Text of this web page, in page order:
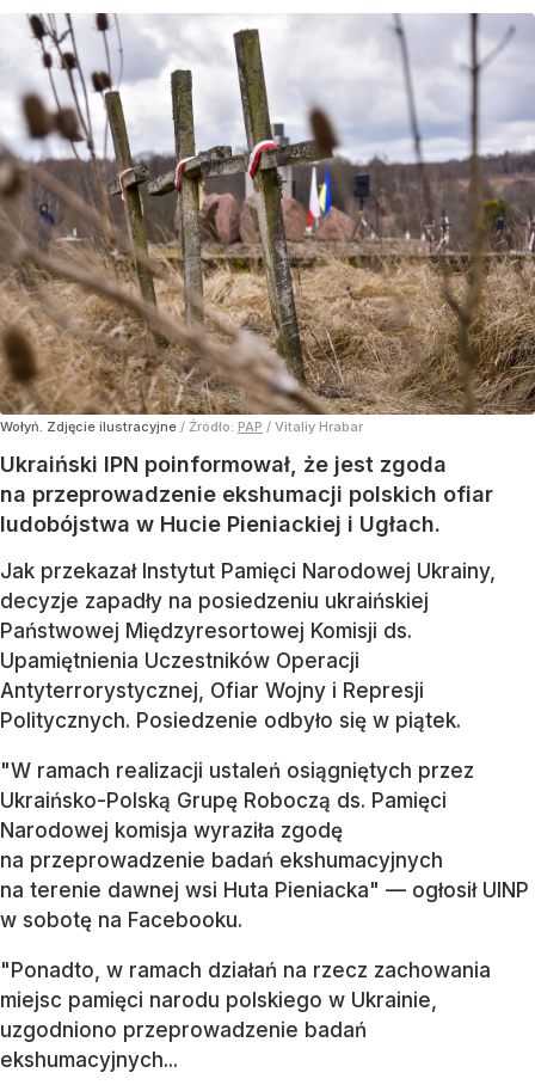
Wołyń. Zdjęcie ilustracyjne / Źródło: PAP / Vitaliy Hrabar
Ukraiński IPN poinformował, że jest zgoda
na przeprowadzenie ekshumacji polskich ofiar
ludobójstwa w Hucie Pieniackiej i Ugłach.
Jak przekazał Instytut Pamięci Narodowej Ukrainy,
decyzje zapadły na posiedzeniu ukraińskiej
Państwowej Międzyresortowej Komisji ds.
Upamiętnienia Uczestników Operacji
Antyterrorystycznej, Ofiar Wojny i Represji
Politycznych. Posiedzenie odbyło się w piątek.
"W ramach realizacji ustaleń osiągniętych przez
Ukraińsko-Polską Grupę Roboczą ds. Pamięci
Narodowej komisja wyraziła zgodę
na przeprowadzenie badań ekshumacyjnych
na terenie dawnej wsi Huta Pieniacka" — ogłosił UINP
w sobotę na Facebooku.
"Ponadto, w ramach działań na rzecz zachowania
miejsc pamięci narodu polskiego w Ukrainie,
uzgodniono przeprowadzenie badań
ekshumacyjnych...